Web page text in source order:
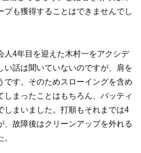
プも獲得することはできませんでし
4年目を迎えた木村一をアクシデ
い話は聞いていないのですが、肩を
です。そのためスローイングを含め
しまったことはもちろん、バッティ
しまいました。打順もそれまでは4
、故障後はクリーンアップを外れる